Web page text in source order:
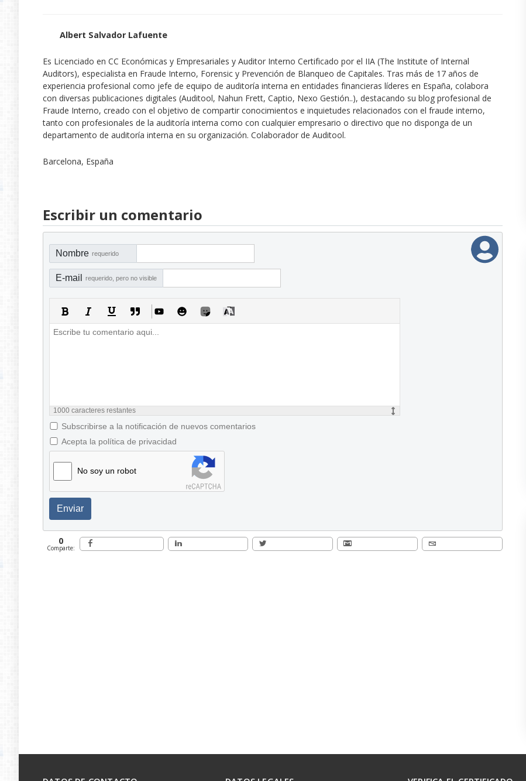
Albert Salvador Lafuente
Es Licenciado en CC Económicas y Empresariales y Auditor Interno Certificado por el IIA (The Institute of Internal
Auditors), especialista en Fraude Interno, Forensic y Prevención de Blanqueo de Capitales. Tras más de 17 años de
experiencia profesional como jefe de equipo de auditoría interna en entidades financieras líderes en España, colabora
con diversas publicaciones digitales (Auditool, Nahun Frett, Captio, Nexo Gestión..), destacando su blog profesional de
Fraude Interno, creado con el objetivo de compartir conocimientos e inquietudes relacionados con el fraude interno,
tanto con profesionales de la auditoría interna como con cualquier empresario o directivo que no disponga de un
departamento de auditoría interna en su organización. Colaborador de Auditool.
Barcelona, España
Escribir un comentario
Nombre requerido
E-mail requerido, pero no visible
1000 caracteres restantes
Subscribirse a la notificación de nuevos comentarios
Acepta la política de privacidad
No soy un robot
Enviar
0
Comparte: